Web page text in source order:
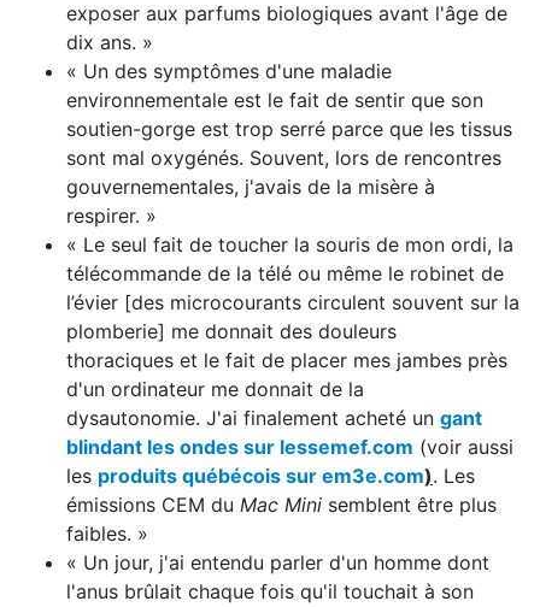
exposer aux parfums biologiques avant l'âge de
dix ans. »
« Un des symptômes d'une maladie
environnementale est le fait de sentir que son
soutien-gorge est trop serré parce que les tissus
sont mal oxygénés. Souvent, lors de rencontres
gouvernementales, j'avais de la misère à
respirer. »
« Le seul fait de toucher la souris de mon ordi, la
télécommande de la télé ou même le robinet de
l’évier [des microcourants circulent souvent sur la
plomberie] me donnait des douleurs
thoraciques et le fait de placer mes jambes près
d'un ordinateur me donnait de la
dysautonomie. J'ai finalement acheté un gant
blindant les ondes sur lessemef.com (voir aussi
les produits québécois sur em3e.com). Les
émissions CEM du Mac Mini semblent être plus
faibles. »
« Un jour, j'ai entendu parler d'un homme dont
l'anus brûlait chaque fois qu'il touchait à son